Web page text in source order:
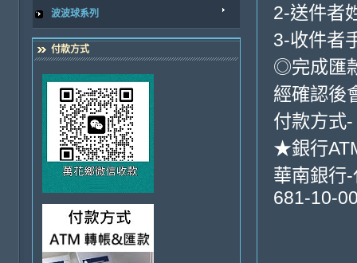
波波球系列
付款方式
2-送件者
3-收件者
◎完成匯
經確認後
付款方式
★銀行
華南銀行
681-10-